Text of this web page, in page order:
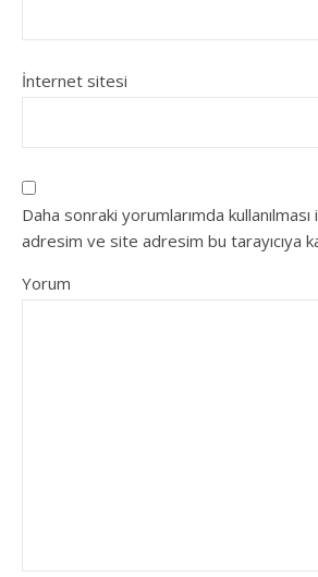
İnternet sitesi
Daha sonraki yorumlarımda
adresim ve site adresim bu tarayıcıya
Yorum